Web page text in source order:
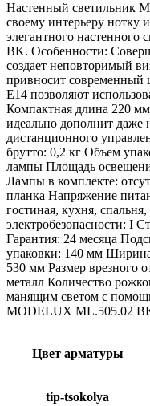
Настенный светильник
своему интерьеру нотку
элегантного
BK. Особенности:
создает неповторимый
привносит
Е14 позволяют
Компактная длина 220
идеально дополнит даже
дистанционного
брутто: 0,2 кг Объем
лампы Площадь
Лампы в комплекте:
планка Напряжение
гостиная, кухня,
электробезопасности: I
Гарантия: 24 месяца
упаковки: 140 мм
530 мм Размер врезного
металл Количество
манящим светом с
MODELUX ML.505.02
Цвет арматуры
tip-tsokolya